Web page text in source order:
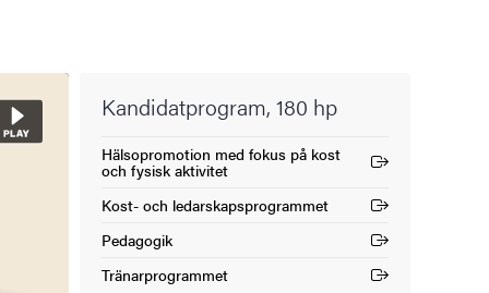
Kandidatprogram, 180 hp
Hälsopromotion med fokus på kost
och fysisk aktivitet
(Extern länk)
Kost- och ledarskapsprogrammet
(Extern länk)
Pedagogik
(Extern länk)
Tränarprogrammet
(Extern länk)